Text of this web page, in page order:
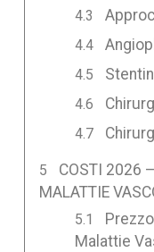
COSTI 2026
MALATTIE
Malattie